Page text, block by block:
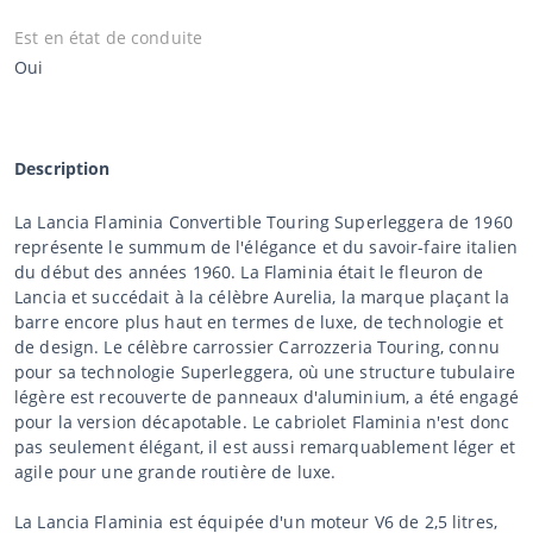
Est en état de conduite
Oui
Description
La Lancia Flaminia Convertible Touring Superleggera de 1960
représente le summum de l'élégance et du savoir-faire italien
du début des années 1960. La Flaminia était le fleuron de
Lancia et succédait à la célèbre Aurelia, la marque plaçant la
barre encore plus haut en termes de luxe, de technologie et
de design. Le célèbre carrossier Carrozzeria Touring, connu
pour sa technologie Superleggera, où une structure tubulaire
légère est recouverte de panneaux d'aluminium, a été engagé
pour la version décapotable. Le cabriolet Flaminia n'est donc
pas seulement élégant, il est aussi remarquablement léger et
agile pour une grande routière de luxe.
La Lancia Flaminia est équipée d'un moteur V6 de 2,5 litres,